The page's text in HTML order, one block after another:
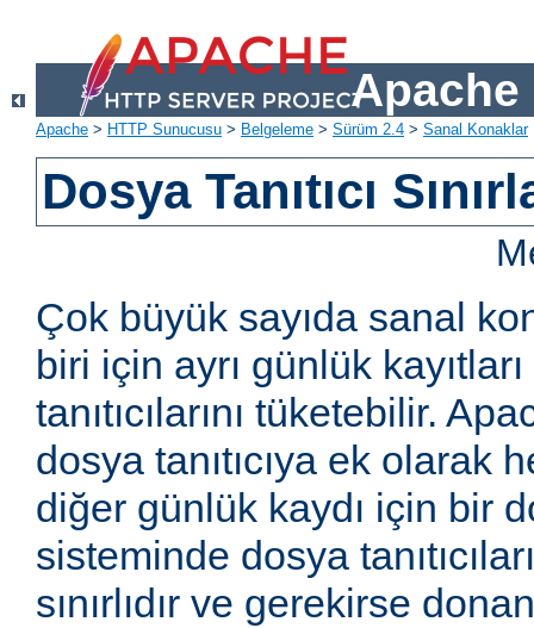
Apache
Apache > HTTP Sunucusu > Belgeleme > Sürüm 2.4 > Sanal Konaklar
Dosya Tanıtıcı
Çok büyük sayıda sanal
biri için ayrı günlük
tanıtıcılarını tüketebilir.
dosya tanıtıcıya ek olarak
diğer günlük kaydı için bir
sisteminde dosya
sınırlıdır ve gerekirse